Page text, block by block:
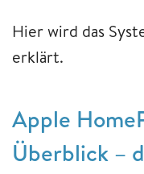
Hier wird das
erklärt.
Apple
Überblick –